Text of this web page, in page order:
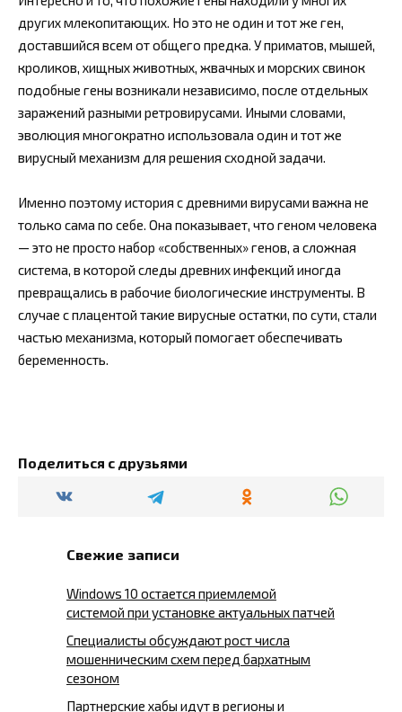
других млекопитающих. Но это не один и тот же ген,
доставшийся всем от общего предка. У приматов, мышей,
кроликов, хищных животных, жвачных и морских свинок
подобные гены возникали независимо, после отдельных
заражений разными ретровирусами. Иными словами,
эволюция многократно использовала один и тот же
вирусный механизм для решения сходной задачи.
Именно поэтому история с древними вирусами важна не
только сама по себе. Она показывает, что геном человека
— это не просто набор «собственных» генов, а сложная
система, в которой следы древних инфекций иногда
превращались в рабочие биологические инструменты. В
случае с плацентой такие вирусные остатки, по сути, стали
частью механизма, который помогает обеспечивать
беременность.
Поделиться с друзьями
Свежие записи
Windows 10 остается приемлемой
системой при установке актуальных патчей
Специалисты обсуждают рост числа
мошенническим схем перед бархатным
сезоном
Партнерские хабы идут в регионы и